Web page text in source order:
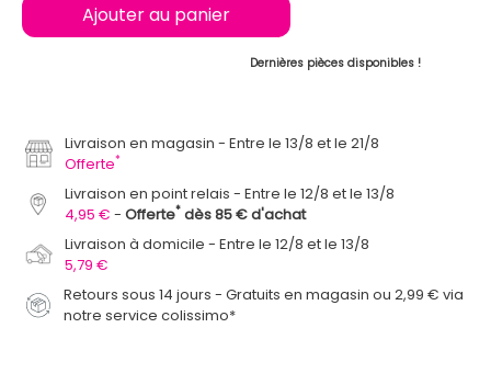
Ajouter au panier
Dernières pièces disponibles !
Livraison en magasin
Entre le 13/8 et le 21/8
Offerte*
Livraison en point relais
Entre le 12/8 et le 13/8
4,95 €
Offerte* dès 85 € d'achat
Livraison à domicile
Entre le 12/8 et le 13/8
5,79 €
Retours sous 14 jours - Gratuits en magasin ou 2,99 € via
notre service colissimo*